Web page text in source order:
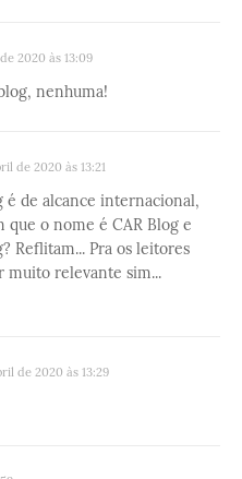
2020 às 13:09
nenhuma!
de 2020 às 13:21
é de alcance internacional,
que o nome é CAR Blog e
Reflitam... Pra os leitores
muito relevante sim...
de 2020 às 13:29